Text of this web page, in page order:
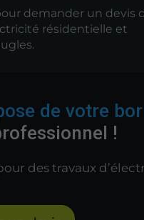
demander un devis
résidentielle et
de votre
!
des travaux